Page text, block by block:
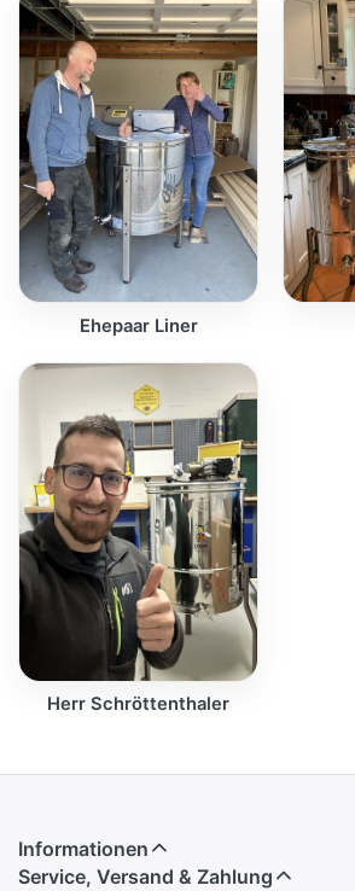
Ehepaar Liner
Herr Schröttenthaler
Informationen
Service, Versand & Zahlung